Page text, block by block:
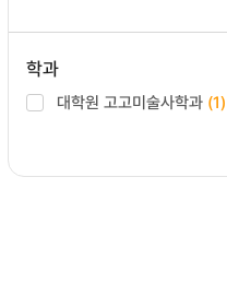
학과
대학원 고고미술사학과 (1)